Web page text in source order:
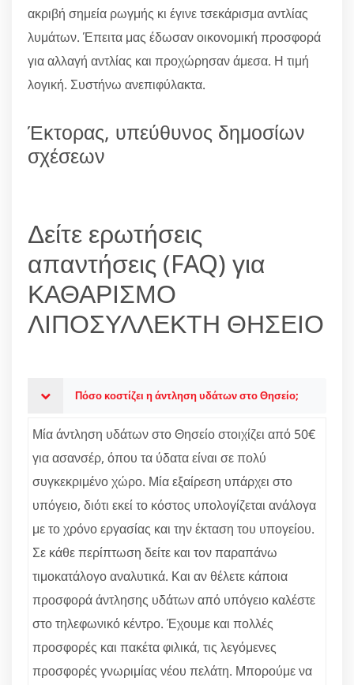
ακριβή σημεία ρωγμής κι έγινε τσεκάρισμα αντλίας
λυμάτων. Έπειτα μας έδωσαν οικονομική προσφορά
για αλλαγή αντλίας και προχώρησαν άμεσα. Η τιμή
λογική. Συστήνω ανεπιφύλακτα.
Έκτορας, υπεύθυνος δημοσίων
σχέσεων
Δείτε ερωτήσεις
απαντήσεις (FAQ) για
ΚΑΘΑΡΙΣΜΟ
ΛΙΠΟΣΥΛΛΕΚΤΗ ΘΗΣΕΙΟ
Πόσο κοστίζει η άντληση υδάτων στο Θησείο;
Μία άντληση υδάτων στο Θησείο στοιχίζει από 50€
για ασανσέρ, όπου τα ύδατα είναι σε πολύ
συγκεκριμένο χώρο. Μία εξαίρεση υπάρχει στο
υπόγειο, διότι εκεί το κόστος υπολογίζεται ανάλογα
με το χρόνο εργασίας και την έκταση του υπογείου.
Σε κάθε περίπτωση δείτε και τον παραπάνω
τιμοκατάλογο αναλυτικά. Και αν θέλετε κάποια
προσφορά άντλησης υδάτων από υπόγειο καλέστε
στο τηλεφωνικό κέντρο. Έχουμε και πολλές
προσφορές και πακέτα φιλικά, τις λεγόμενες
προσφορές γνωριμίας νέου πελάτη. Μπορούμε να